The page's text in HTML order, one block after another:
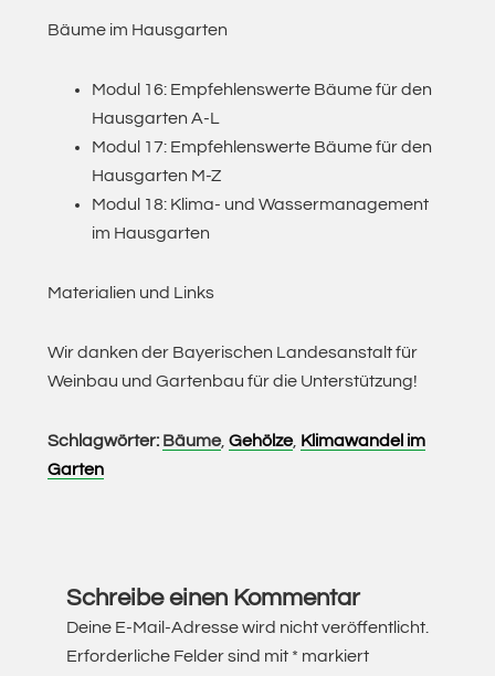
Bäume im Hausgarten
Modul 16: Empfehlenswerte Bäume für den
Hausgarten A-L
Modul 17: Empfehlenswerte Bäume für den
Hausgarten M-Z
Modul 18: Klima- und Wassermanagement
im Hausgarten
Materialien und Links
Wir danken der Bayerischen Landesanstalt für
Weinbau und Gartenbau für die Unterstützung!
Schlagwörter: Bäume,Gehölze, Klimawandel im
Garten
Schreibe einen Kommentar
Deine E-Mail-Adresse wird nicht veröffentlicht.
Erforderliche Felder sind mit * markiert